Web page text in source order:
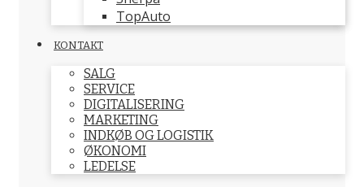
TopAuto
KONTAKT
SALG
SERVICE
DIGITALISERING
MARKETING
INDKØB OG LOGISTIK
ØKONOMI
LEDELSE